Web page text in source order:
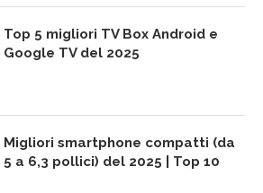
Top 5 migliori TV Box Android e
Google TV del 2025
Migliori smartphone compatti (da
5 a 6,3 pollici) del 2025 | Top 10